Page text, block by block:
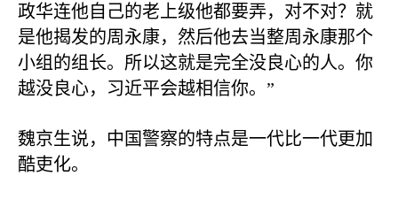
政华连他自己的老上级他都要弄，对不对？就
是他揭发的周永康，然后他去当整周永康那个
小组的组长。所以这就是完全没良心的人。你
越没良心，习近平会越相信你。”
魏京生说，中国警察的特点是一代比一代更加
酷吏化。